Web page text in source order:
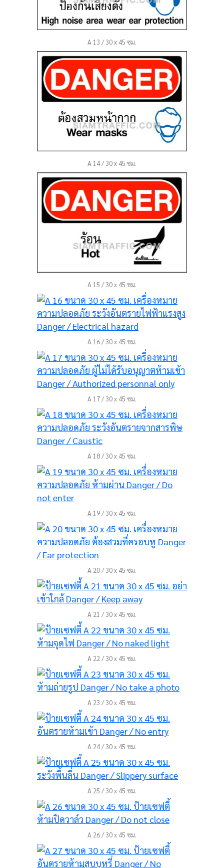
A 13 / 30 x 45 ซม.
A 14 / 30 x 45 ซม.
A 15 / 30 x 45 ซม.
A 16 / 30 x 45 ซม.
A 17 / 30 x 45 ซม.
A 18 / 30 x 45 ซม.
A 19 / 30 x 45 ซม.
A 20 / 30 x 45 ซม.
A 21 / 30 x 45 ซม.
A 22 / 30 x 45 ซม.
A 23 / 30 x 45 ซม.
A 24 / 30 x 45 ซม.
A 25 / 30 x 45 ซม.
A 26 / 30 x 45 ซม.